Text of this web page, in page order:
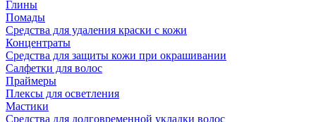
Глины
Помады
Средства для удаления краски с кожи
Концентраты
Средства для защиты кожи при окрашивании
Салфетки для волос
Праймеры
Плексы для осветления
Мастики
Средства для долговременной укладки волос